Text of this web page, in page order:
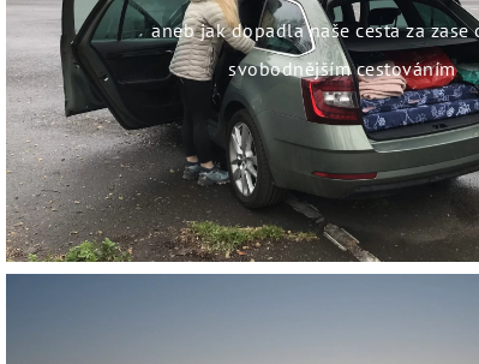
aneb jak dopadla naše cesta za zase
svobodnějším cestováním